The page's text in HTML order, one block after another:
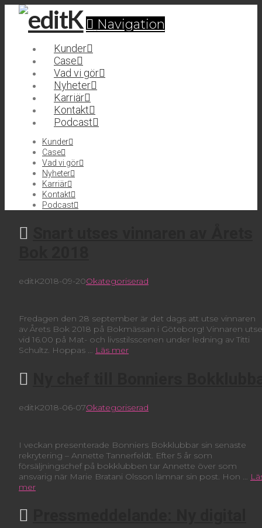
Navigation
Kunder
Case
Vad vi gör
Nyheter
Karriär
Kontakt
Podcast
Kunder
Case
Vad vi gör
Nyheter
Karriär
Kontakt
Podcast
editK2018-09-20Okategoriserad
Fredagen den 28 september är det dags att utse vinnaren
av Årets Bok 2018 på Bokmässan i Göteborg! Vinnaren
vid 16.00 på Mat- och livsstilsscenen under ledning av Titti
Schultz. Hoppas … Läs mer
editK2018-06-07Okategoriserad
I veckan presenterade Bonniers Bokklubbar sin senaste
rekrytering – Annette Tannerfeldt. Efter 5 år som
försäljningschef på bokklubben tar Annette över som
ansvarig när Marie Bratani Olsson lämnar sin post. Hon …
mer